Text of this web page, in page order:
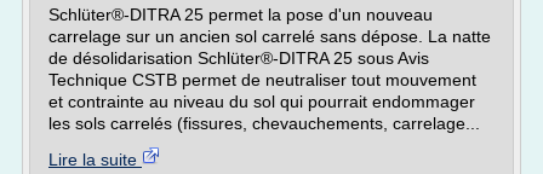
Schlüter®-DITRA 25 permet la pose d'un nouveau
carrelage sur un ancien sol carrelé sans dépose. La natte
de désolidarisation Schlüter®-DITRA 25 sous Avis
Technique CSTB permet de neutraliser tout mouvement
et contrainte au niveau du sol qui pourrait endommager
les sols carrelés (fissures, chevauchements, carrelage...
Lire la suite